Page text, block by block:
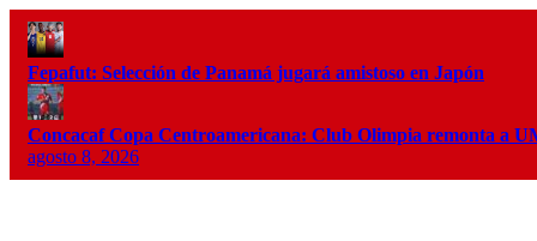
Fepafut: Selección de Panamá jugará amistoso en Japón
Concacaf Copa Centroamericana: Club Olimpia remonta a
agosto 8, 2026